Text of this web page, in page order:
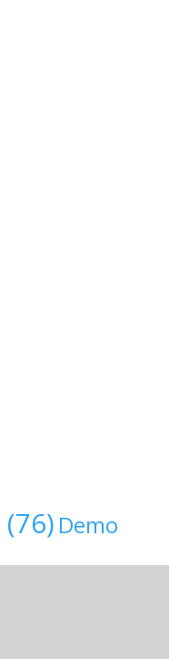
(76) Demo